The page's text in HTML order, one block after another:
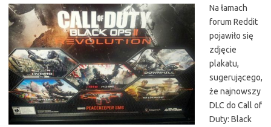
Na łamach
forum Reddit
pojawiło się
zdjęcie
plakatu,
sugerującego,
że najnowszy
DLC do Call of
Duty: Black